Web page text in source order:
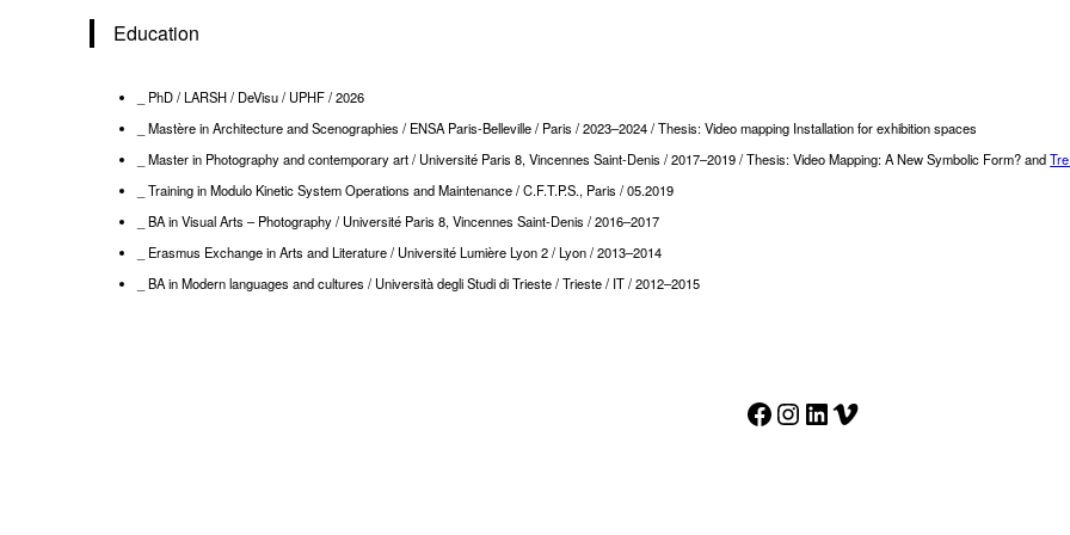
Education
_ PhD / LARSH / DeVisu / UPHF / 2026
_ Mastère in Architecture and Scenographies / ENSA Paris-Belleville / Paris / 2023–2024 / Thesis: Video mapping Installation for exhibition spaces
_ Master in Photography and contemporary art / Université Paris 8, Vincennes Saint-Denis / 2017–2019 / Thesis: Video Mapping: A New Symbolic Form? and
_ Training in Modulo Kinetic System Operations and Maintenance / C.F.T.P.S., Paris / 05.2019
_ BA in Visual Arts – Photography / Université Paris 8, Vincennes Saint-Denis / 2016–2017
_ Erasmus Exchange in Arts and Literature / Université Lumière Lyon 2 / Lyon / 2013–2014
_ BA in Modern languages and cultures / Università degli Studi di Trieste / Trieste / IT / 2012–2015
Facebook
Instagram
LinkedIn
Vimeo